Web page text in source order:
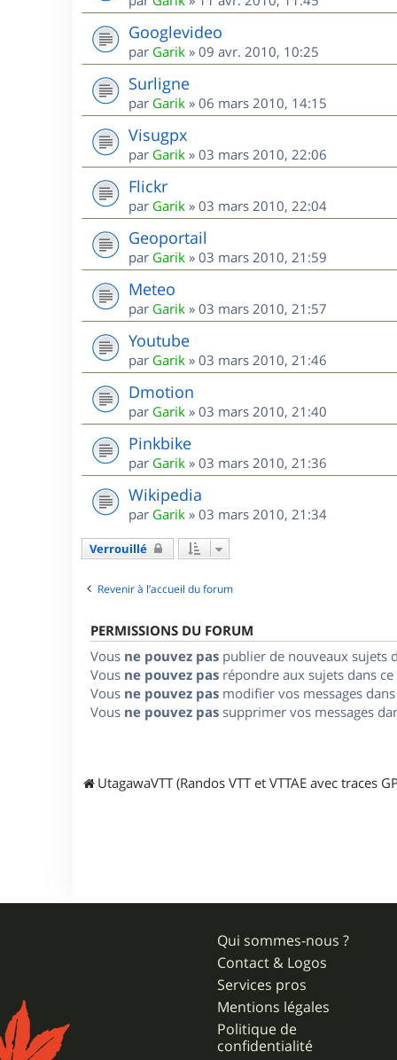
Googlevideo
par Garik » 09 avr. 2010, 10:25
Surligne
par Garik » 06 mars 2010, 14:15
Visugpx
par Garik » 03 mars 2010, 22:06
Flickr
par Garik » 03 mars 2010, 22:04
Geoportail
par Garik » 03 mars 2010, 21:59
Meteo
par Garik » 03 mars 2010, 21:57
Youtube
par Garik » 03 mars 2010, 21:46
Dmotion
par Garik » 03 mars 2010, 21:40
Pinkbike
par Garik » 03 mars 2010, 21:36
Wikipedia
par Garik » 03 mars 2010, 21:34
Verrouillé
Revenir à l’accueil du forum
PERMISSIONS DU FORUM
Vous ne pouvez pas publier de nouveaux sujets
Vous ne pouvez pas répondre aux sujets dans
Vous ne pouvez pas modifier vos messages
Vous ne pouvez pas supprimer vos messages
UtagawaVTT (Randos VTT et VTTAE avec traces
Qui sommes-nous ?
Contact & Logos
Services pros
Mentions légales
Politique de
confidentialité